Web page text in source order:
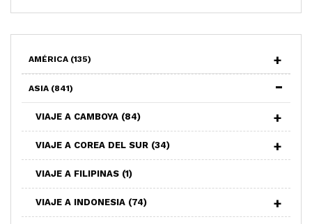
AMÉRICA (135)
ASIA (841)
VIAJE A CAMBOYA (84)
VIAJE A COREA DEL SUR (34)
VIAJE A FILIPINAS (1)
VIAJE A INDONESIA (74)